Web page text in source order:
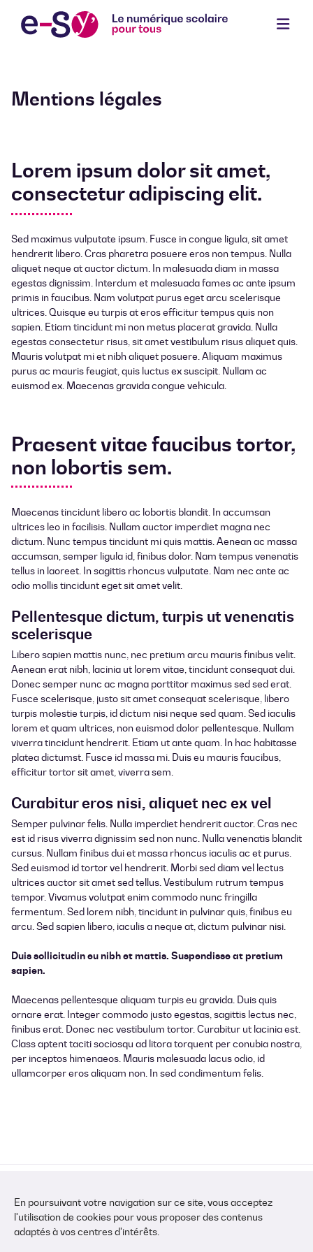
En poursuivant votre navigation sur ce site, vous acceptez
l'utilisation de cookies pour vous proposer des contenus
adaptés à vos centres d'intérêts.
Mentions légales
Lorem ipsum dolor sit amet,
consectetur adipiscing elit.
Sed maximus vulputate ipsum. Fusce in congue ligula, sit amet
hendrerit libero. Cras pharetra posuere eros non tempus. Nulla
aliquet neque at auctor dictum. In malesuada diam in massa
egestas dignissim. Interdum et malesuada fames ac ante ipsum
primis in faucibus. Nam volutpat purus eget arcu scelerisque
ultrices. Quisque eu turpis at eros efficitur tempus quis non
sapien. Etiam tincidunt mi non metus placerat gravida. Nulla
egestas consectetur risus, sit amet vestibulum risus aliquet quis.
Mauris volutpat mi et nibh aliquet posuere. Aliquam maximus
purus ac mauris feugiat, quis luctus ex suscipit. Nullam ac
euismod ex. Maecenas gravida congue vehicula.
Praesent vitae faucibus tortor,
non lobortis sem.
Maecenas tincidunt libero ac lobortis blandit. In accumsan
ultrices leo in facilisis. Nullam auctor imperdiet magna nec
dictum. Nunc tempus tincidunt mi quis mattis. Aenean ac massa
accumsan, semper ligula id, finibus dolor. Nam tempus venenatis
tellus in laoreet. In sagittis rhoncus vulputate. Nam nec ante ac
odio mollis tincidunt eget sit amet velit.
Pellentesque dictum, turpis ut venenatis
scelerisque
Libero sapien mattis nunc, nec pretium arcu mauris finibus velit.
Aenean erat nibh, lacinia ut lorem vitae, tincidunt consequat dui.
Donec semper nunc ac magna porttitor maximus sed sed erat.
Fusce scelerisque, justo sit amet consequat scelerisque, libero
turpis molestie turpis, id dictum nisi neque sed quam. Sed iaculis
lorem et quam ultrices, non euismod dolor pellentesque. Nullam
viverra tincidunt hendrerit. Etiam ut ante quam. In hac habitasse
platea dictumst. Fusce id massa mi. Duis eu mauris faucibus,
efficitur tortor sit amet, viverra sem.
Curabitur eros nisi, aliquet nec ex vel
Semper pulvinar felis. Nulla imperdiet hendrerit auctor. Cras nec
est id risus viverra dignissim sed non nunc. Nulla venenatis blandit
cursus. Nullam finibus dui et massa rhoncus iaculis ac et purus.
Sed euismod id tortor vel hendrerit. Morbi sed diam vel lectus
ultrices auctor sit amet sed tellus. Vestibulum rutrum tempus
tempor. Vivamus volutpat enim commodo nunc fringilla
fermentum. Sed lorem nibh, tincidunt in pulvinar quis, finibus eu
arcu. Sed sapien libero, iaculis a neque at, dictum pulvinar nisi.
Duis sollicitudin eu nibh et mattis. Suspendisse at pretium
sapien.
Maecenas pellentesque aliquam turpis eu gravida. Duis quis
ornare erat. Integer commodo justo egestas, sagittis lectus nec,
finibus erat. Donec nec vestibulum tortor. Curabitur ut lacinia est.
Class aptent taciti sociosqu ad litora torquent per conubia nostra,
per inceptos himenaeos. Mauris malesuada lacus odio, id
ullamcorper eros aliquam non. In sed condimentum felis.